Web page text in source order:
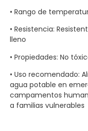
• Rango de
• Resistencia:
lleno
• Propiedades: No
• Uso recomendado:
agua potable en
campamentos
a familias vulnerables